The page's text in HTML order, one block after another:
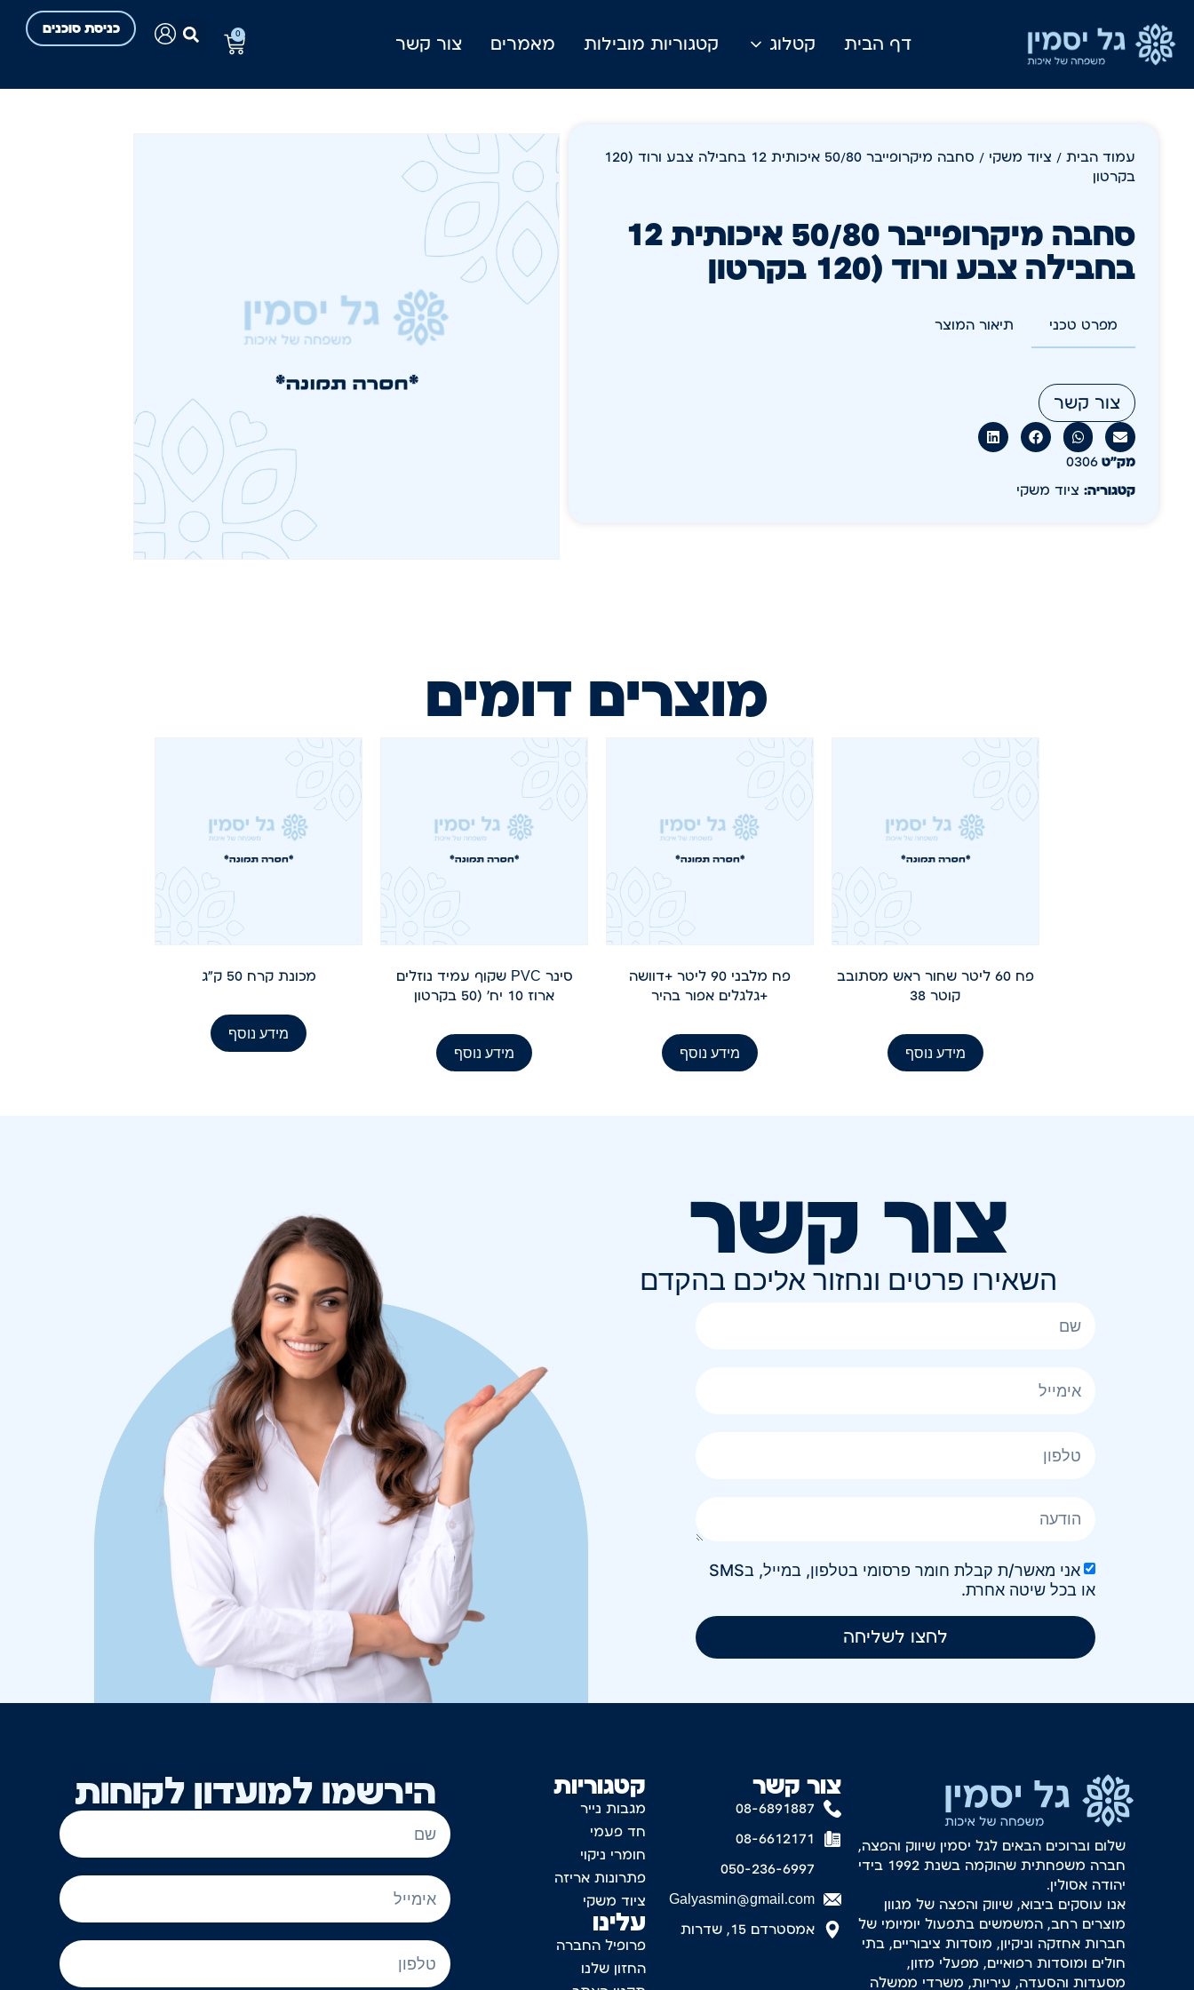
דף הבית קטלוג קטגוריות מובילות מאמרים צור קשר
כניסת סוכנים 0
עמוד הבית / ציוד משקי
/ סחבה מיקרופייבר 50/80 איכותית 12 בחבילה צבע ורוד (120
בקרטון
סחבה מיקרופייבר 50/80 איכותית 12
בחבילה צבע ורוד (120 בקרטון
מפרט טכני תיאור המוצר
צור קשר
מק״ט 0306
קטגוריה: ציוד משקי
מוצרים דומים
פח 60 ליטר שחור ראש מסתובב
קוטר 38
מידע נוסף
פח מלבני 90 ליטר +דוושה
+גלגלים אפור בהיר
מידע נוסף
סינר PVC שקוף עמיד נוזלים
ארוז 10 יח' (50 בקרטון
מידע נוסף
מכונת קרח 50 ק"ג
מידע נוסף
צור קשר
השאירו פרטים ונחזור אליכם בהקדם
אני מאשר/ת קבלת חומר פרסומי בטלפון, במייל, בSMS
או בכל שיטה אחרת.
לחצו לשליחה
הירשמו למועדון לקוחות קטגוריות
מגבות נייר
חד פעמי
חומרי ניקוי
פתרונות אריזה
ציוד משקי
עלינו
פרופיל החברה
החזון שלנו
צור קשר
08-6891887
08-6612171
050-236-6997
Galyasmin@gmail.com
אמסטרדם 15, שדרות
שלום וברוכים הבאים לגל יסמין שיווק והפצה,
חברה משפחתית שהוקמה בשנת 1992 בידי
יהודה אסולין.
אנו עוסקים ביבוא, שיווק והפצה של מגוון
מוצרים רחב, המשמשים בתפעול יומיומי של
חברות אחזקה וניקיון, מוסדות ציבוריים, בתי
חולים ומוסדות רפואיים, מפעלי מזון,
מסעדות והסעדה, עיריות, משרדי ממשלה